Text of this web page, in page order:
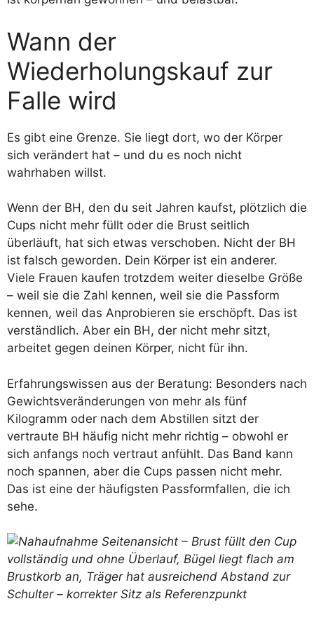
Wann der
Wiederholungskauf zur
Falle wird
Es gibt eine Grenze. Sie liegt dort, wo der Körper
sich verändert hat – und du es noch nicht
wahrhaben willst.
Wenn der BH, den du seit Jahren kaufst, plötzlich die
Cups nicht mehr füllt oder die Brust seitlich
überläuft, hat sich etwas verschoben. Nicht der BH
ist falsch geworden. Dein Körper ist ein anderer.
Viele Frauen kaufen trotzdem weiter dieselbe Größe
– weil sie die Zahl kennen, weil sie die Passform
kennen, weil das Anprobieren sie erschöpft. Das ist
verständlich. Aber ein BH, der nicht mehr sitzt,
arbeitet gegen deinen Körper, nicht für ihn.
Erfahrungswissen aus der Beratung: Besonders nach
Gewichtsveränderungen von mehr als fünf
Kilogramm oder nach dem Abstillen sitzt der
vertraute BH häufig nicht mehr richtig – obwohl er
sich anfangs noch vertraut anfühlt. Das Band kann
noch spannen, aber die Cups passen nicht mehr.
Das ist eine der häufigsten Passformfallen, die ich
sehe.